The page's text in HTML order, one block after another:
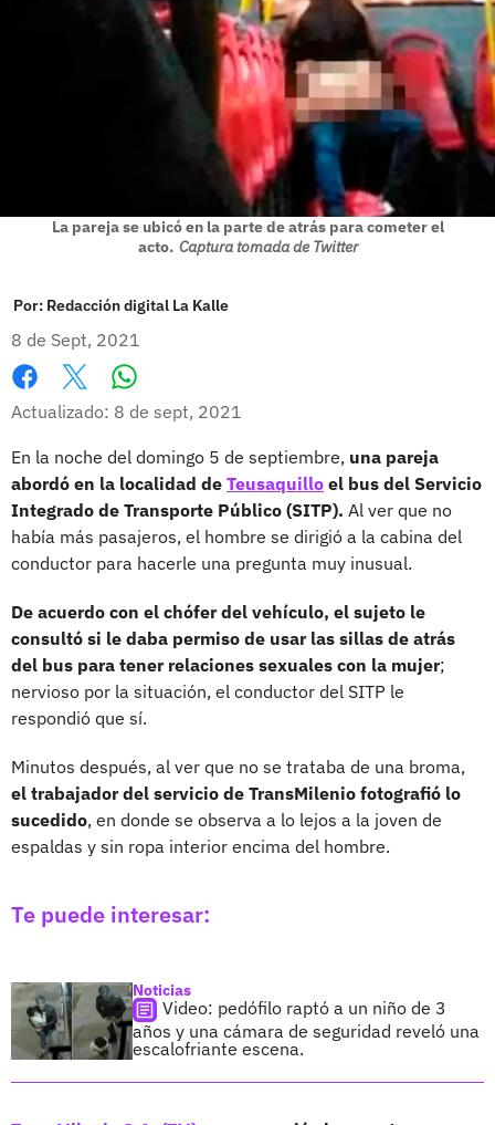
La pareja se ubicó en la parte de atrás para cometer el
acto. Captura tomada de Twitter
Por: Redacción digital La Kalle
8 de Sept, 2021
Facebook
X
Actualizado: 8 de sept, 2021
En la noche del domingo 5 de septiembre, una pareja
abordó en la localidad de Teusaquillo el bus del Servicio
Integrado de Transporte Público (SITP). Al ver que no
había más pasajeros, el hombre se dirigió a la cabina del
conductor para hacerle una pregunta muy inusual.
De acuerdo con el chófer del vehículo, el sujeto le
consultó si le daba permiso de usar las sillas de atrás
del bus para tener relaciones sexuales con la mujer;
nervioso por la situación, el conductor del SITP le
respondió que sí.
Minutos después, al ver que no se trataba de una broma,
el trabajador del servicio de TransMilenio fotografió lo
sucedido, en donde se observa a lo lejos a la joven de
espaldas y sin ropa interior encima del hombre.
Te puede interesar:
Noticias
Video: pedófilo raptó a un niño de 3
años y una cámara de seguridad reveló una
escalofriante escena.